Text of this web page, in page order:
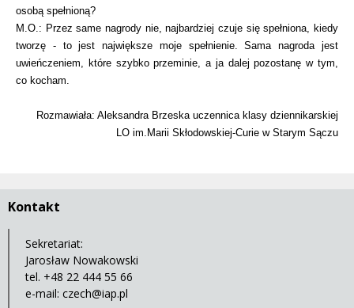
osobą spełnioną?
M.O.: Przez same nagrody nie, najbardziej czuje się spełniona, kiedy
tworzę - to jest największe moje spełnienie. Sama nagroda jest
uwieńczeniem, które szybko przeminie, a ja dalej pozostanę w tym,
co kocham.
Rozmawiała: Aleksandra Brzeska uczennica klasy dziennikarskiej
LO im.Marii Skłodowskiej-Curie w Starym Sączu
Kontakt
Sekretariat:
Jarosław Nowakowski
tel. +48 22 444 55 66
e-mail: czech@iap.pl